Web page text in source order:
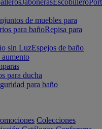
JabonerasEscobillero
de muebles para
para bañoRepisa para
sin LuzEspejos de baño
aumento
para ducha
para baño
Colecciones